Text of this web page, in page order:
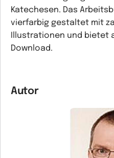
Katechesen. Das
vierfarbig gestaltet mit
Illustrationen und bietet
Download.
Autor